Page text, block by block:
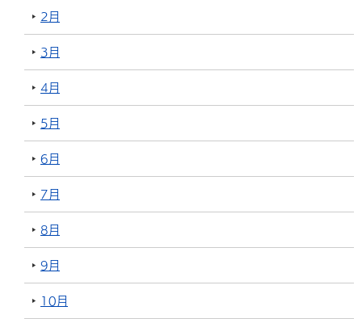
2月
3月
4月
5月
6月
7月
8月
9月
10月